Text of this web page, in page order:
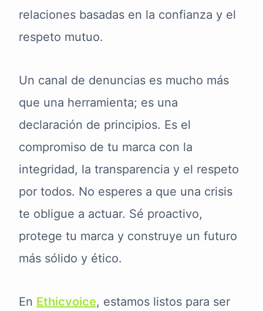
relaciones basadas en la confianza y el
respeto mutuo.
Un canal de denuncias es mucho más
que una herramienta; es una
declaración de principios. Es el
compromiso de tu marca con la
integridad, la transparencia y el respeto
por todos. No esperes a que una crisis
te obligue a actuar. Sé proactivo,
protege tu marca y construye un futuro
más sólido y ético.
En Ethicvoice, estamos listos para ser